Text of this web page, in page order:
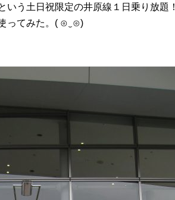
う土日祝限定の井原線１日乗り放題！
ってみた。( ⊙‿⊙)